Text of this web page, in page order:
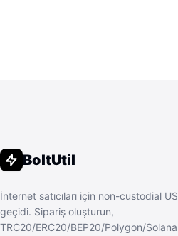
BoltUtil
İnternet satıcıları için non-custodial
geçidi. Sipariş oluşturun,
TRC20/ERC20/BEP20/Polygon/